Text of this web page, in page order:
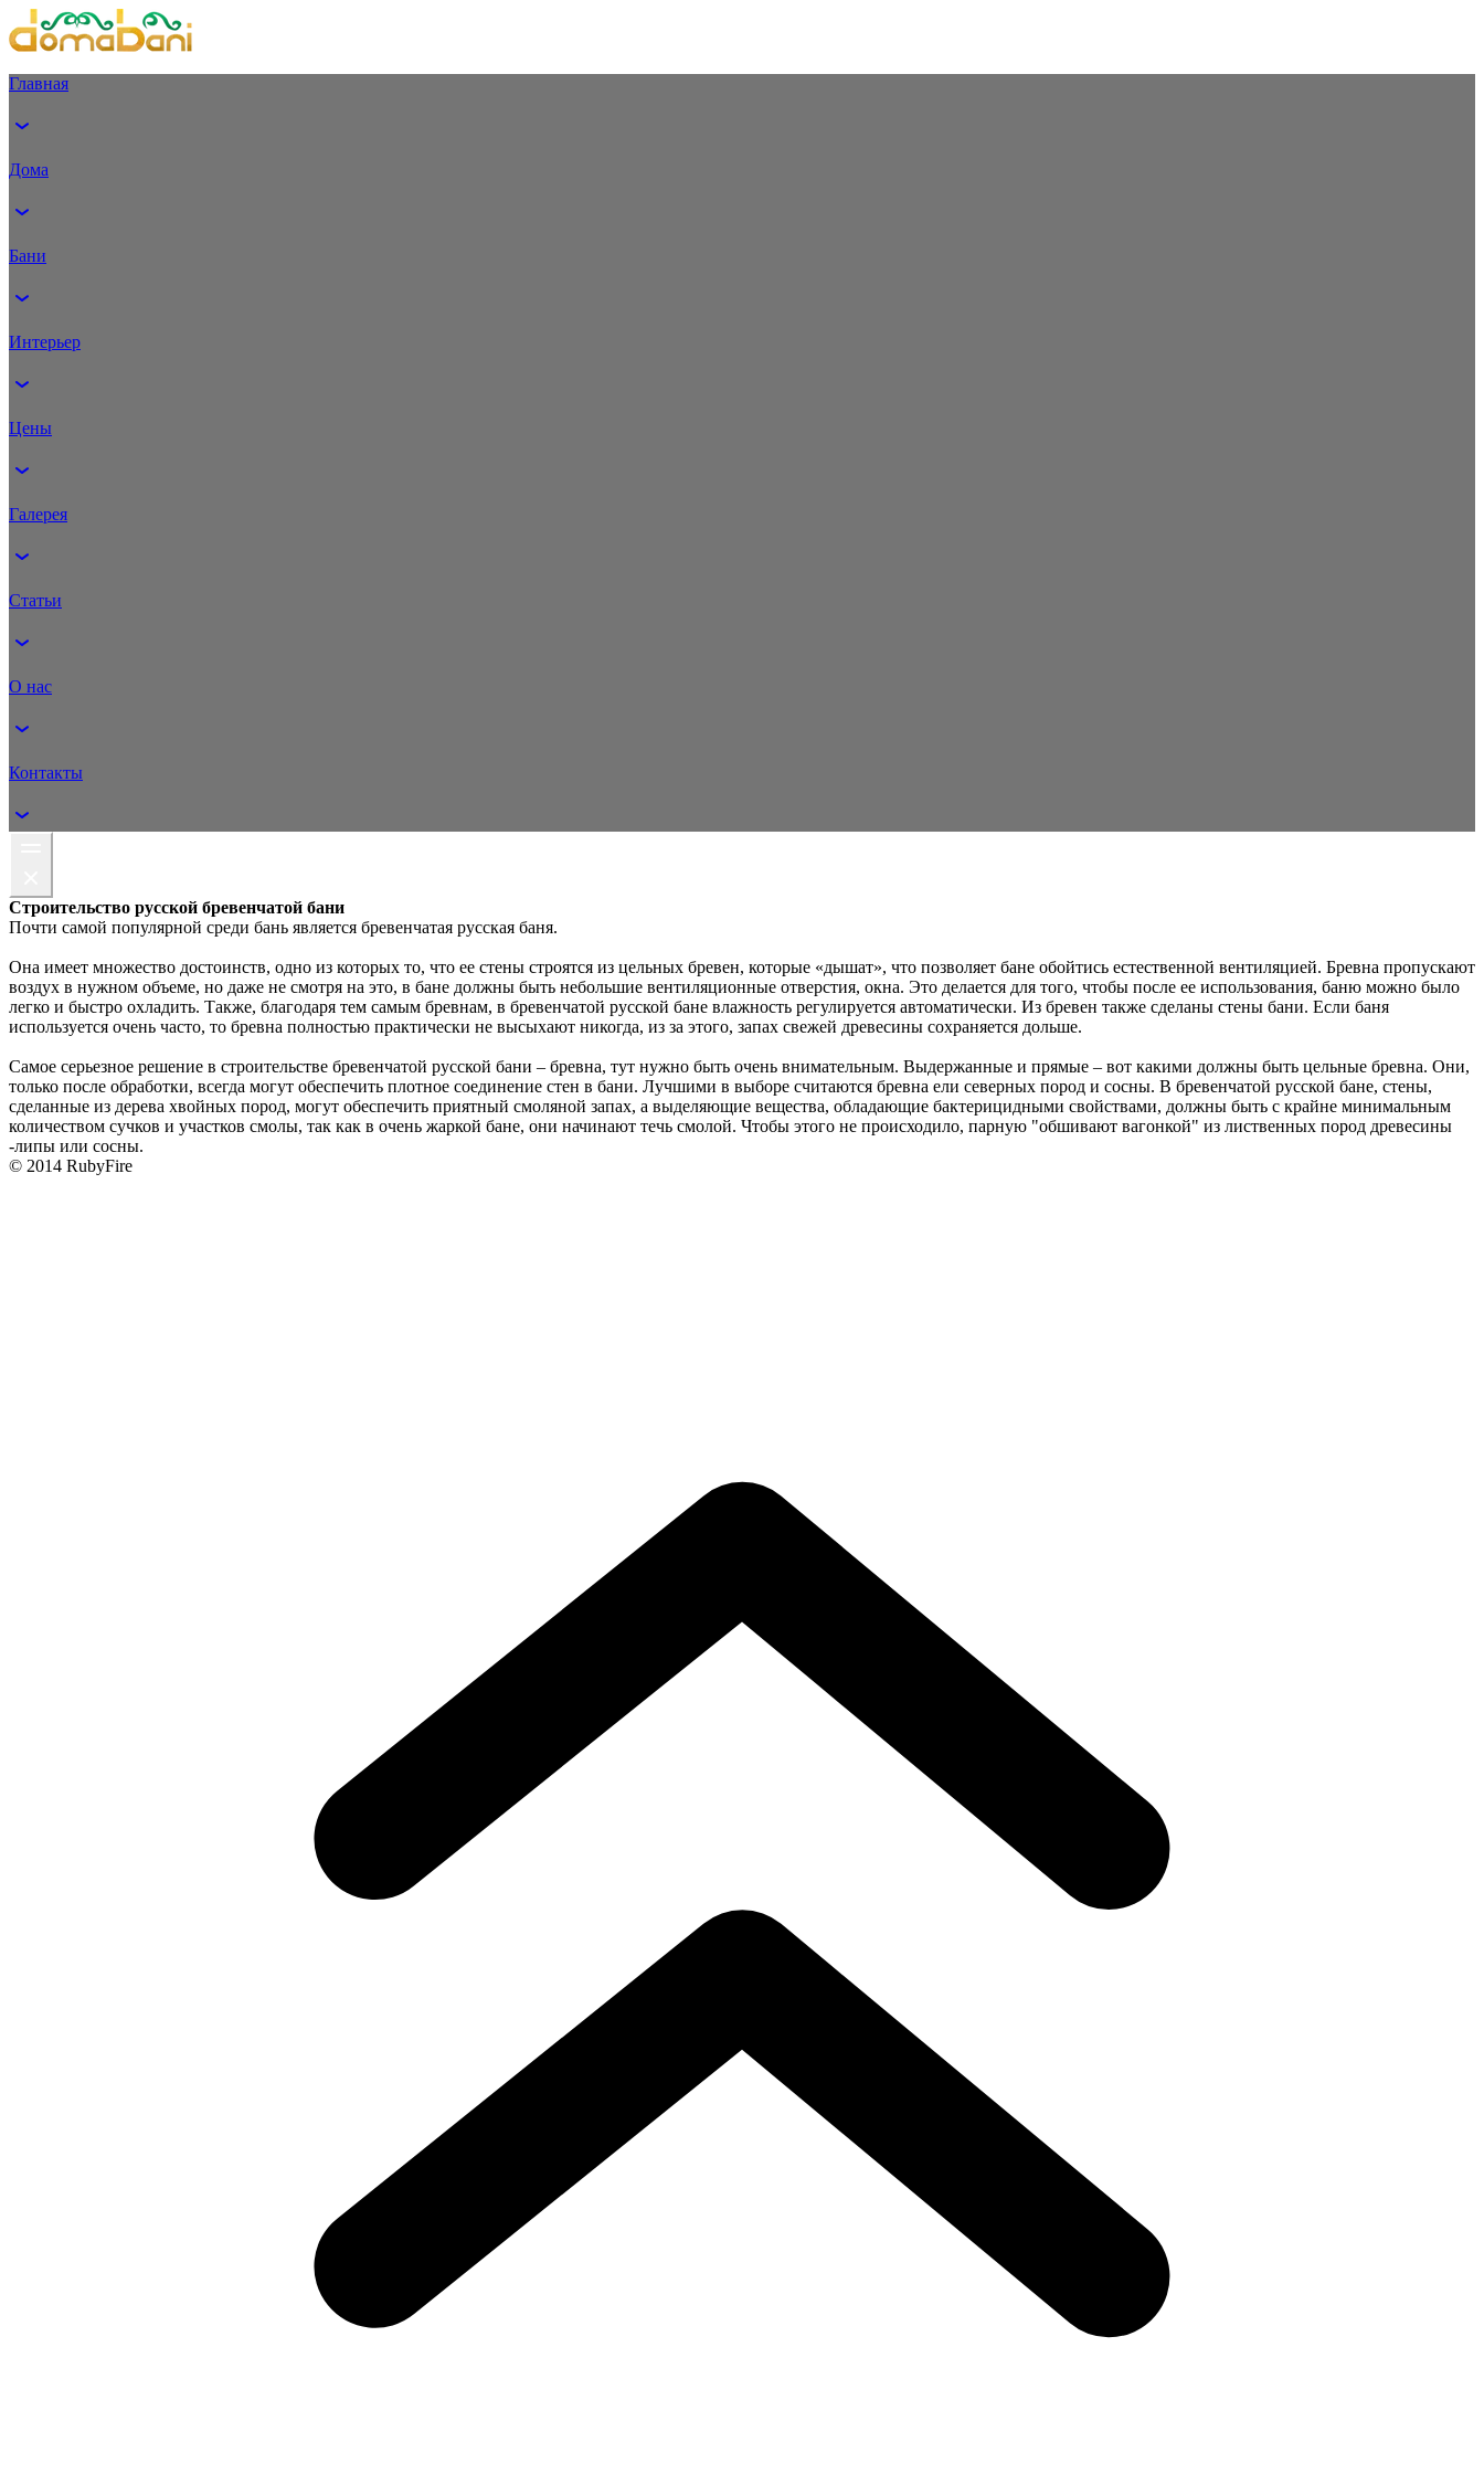
Главная
Дома
Бани
Интерьер
Цены
Галерея
Статьи
О нас
Контакты
Строительство русской бревенчатой бани
Почти самой популярной среди бань является бревенчатая русская баня.
Она имеет множество достоинств, одно из которых то, что ее стены строятся из цельных бревен, которые «дышат», что позволяет бане обойтись естественной вентиляцией. Бревна пропускают
воздух в нужном объеме, но даже не смотря на это, в бане должны быть небольшие вентиляционные отверстия, окна. Это делается для того, чтобы после ее использования, баню можно было
легко и быстро охладить. Также, благодаря тем самым бревнам, в бревенчатой русской бане влажность регулируется автоматически. Из бревен также сделаны стены бани. Если баня
используется очень часто, то бревна полностью практически не высыхают никогда, из за этого, запах свежей древесины сохраняется дольше.
Самое серьезное решение в строительстве бревенчатой русской бани – бревна, тут нужно быть очень внимательным. Выдержанные и прямые – вот какими должны быть цельные бревна. Они,
только после обработки, всегда могут обеспечить плотное соединение стен в бани. Лучшими в выборе считаются бревна ели северных пород и сосны. В бревенчатой русской бане, стены,
сделанные из дерева хвойных пород, могут обеспечить приятный смоляной запах, а выделяющие вещества, обладающие бактерицидными свойствами, должны быть с крайне минимальным
количеством сучков и участков смолы, так как в очень жаркой бане, они начинают течь смолой. Чтобы этого не происходило, парную "обшивают вагонкой" из лиственных пород древесины
-липы или сосны.
© 2014 RubyFire